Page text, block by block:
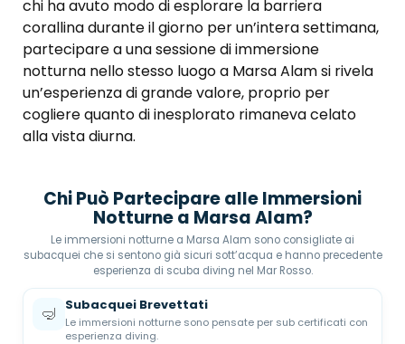
chi ha avuto modo di esplorare la barriera
corallina durante il giorno per un’intera settimana,
partecipare a una sessione di immersione
notturna nello stesso luogo a Marsa Alam si rivela
un’esperienza di grande valore, proprio per
cogliere quanto di inesplorato rimaneva celato
alla vista diurna.
Chi Può Partecipare alle Immersioni
Notturne a Marsa Alam?
Le immersioni notturne a Marsa Alam sono consigliate ai
subacquei che si sentono già sicuri sott’acqua e hanno precedente
esperienza di scuba diving nel Mar Rosso.
🤿 Subacquei Brevettati
Le immersioni notturne sono pensate per sub certificati con
esperienza diving.